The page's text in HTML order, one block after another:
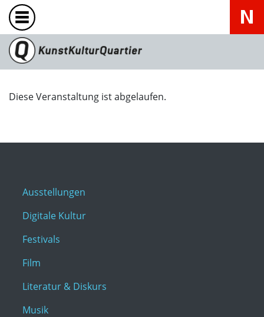
Diese Veranstaltung ist abgelaufen.
Ausstellungen
Digitale Kultur
Festivals
Film
Literatur & Diskurs
Musik